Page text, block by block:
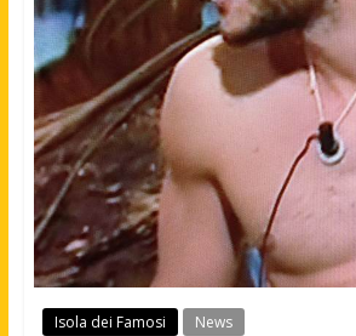
Isola dei Famosi News